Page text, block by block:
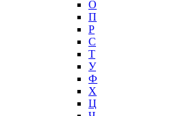
О
П
Р
С
Т
У
Ф
Х
Ц